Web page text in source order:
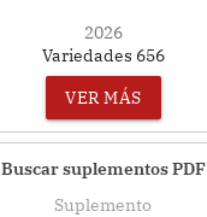
2026
Variedades 656
VER MÁS
Buscar suplementos PDF
Suplemento